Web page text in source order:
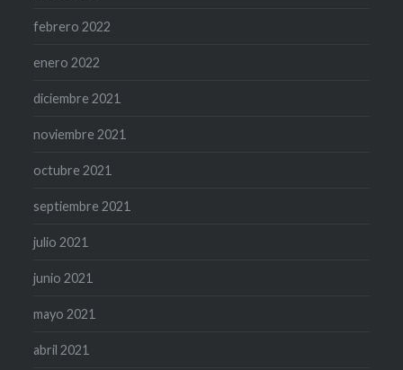
febrero 2022
enero 2022
diciembre 2021
noviembre 2021
octubre 2021
septiembre 2021
julio 2021
junio 2021
mayo 2021
abril 2021